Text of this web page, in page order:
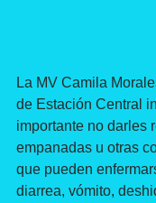
La MV Camila
de Estación Central
importante no darles
empanadas u otras
que pueden
diarrea, vómito,